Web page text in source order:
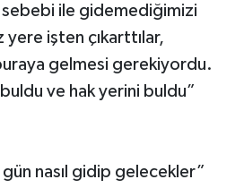
ile gidemediğimizi
yere işten çıkarttılar,
gelmesi gerekiyordu.
ve hak yerini buldu”
gün nasıl gidip gelecekler”